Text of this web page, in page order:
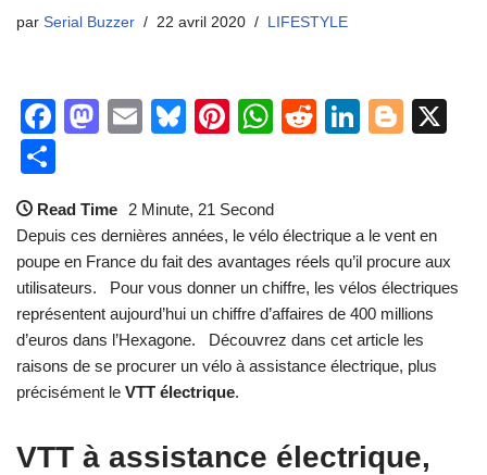
par Serial Buzzer 22 avril 2020 LIFESTYLE
F
e
b
o
o
k
M
o
d
o
n
E
Bl
sk
y
Pi
e
st
W
s
A
p
p
R
di
t
Li
e
dI
n
Bl
g
er
ta
g
er
Read Time
2 Minute, 21 Second
Depuis ces dernières années, le vélo électrique a le vent en
poupe en France du fait des avantages réels qu’il procure aux
utilisateurs. Pour vous donner un chiffre, les vélos électriques
représentent aujourd’hui un chiffre d’affaires de 400 millions
d’euros dans l’Hexagone. Découvrez dans cet article les
raisons de se procurer un vélo à assistance électrique, plus
précisément le VTT électrique.
VTT à assistance électrique,